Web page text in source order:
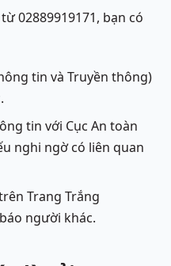
02889919171, bạn có
tin và Truyền thông)
tin với Cục An toàn
nghi ngờ có liên quan
Trang Trắng
người khác.